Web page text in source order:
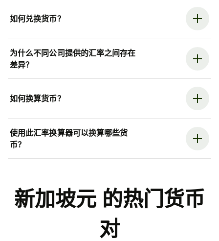
如何兑换货币？
为什么不同公司提供的汇率之间存在
差异？
如何换算货币？
使用此汇率换算器可以换算哪些货
币？
新加坡元 的热门货币
对